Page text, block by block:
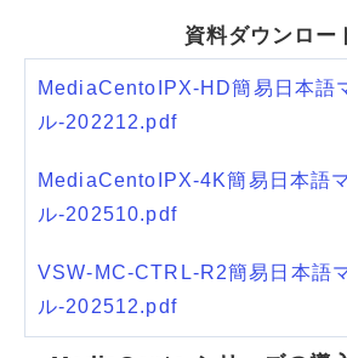
資料ダウンロー
MediaCentoIPX-HD簡易日本語
ル-202212.pdf
MediaCentoIPX-4K簡易日本語
ル-202510.pdf
VSW-MC-CTRL-R2簡易日本語
ル-202512.pdf